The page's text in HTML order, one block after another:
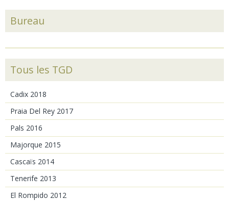
Bureau
Tous les TGD
Cadix 2018
Praia Del Rey 2017
Pals 2016
Majorque 2015
Cascaïs 2014
Tenerife 2013
El Rompido 2012